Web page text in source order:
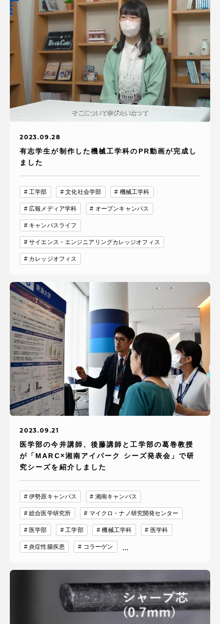
2023.09.28
有志学生が制作した機械工学科のPR動画が完成し
ました
工学部 文化社会学部 機械工学科
広報メディア学科 オープンキャンパス
キャンパスライフ
サイエンス・エンジニアリングカレッジオフィス
カレッジオフィス
2023.09.21
医学部の今井講師、後藤講師と工学部の葛巻教授
が「MARC×湘南アイパーク シーズ発表会」で研
究シーズを紹介しました
伊勢原キャンパス 湘南キャンパス
総合医学研究所 マイクロ・ナノ研究開発センター
医学部 工学部 機械工学科 医学科
炎症性腸疾患 コラーゲン ...